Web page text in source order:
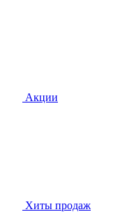
Акции
Хиты продаж